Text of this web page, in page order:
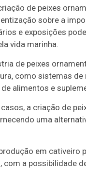
de peixes
sobre a
e exposições
vida marinha.
de peixes
como sistemas de
alimentos e
a criação de
uma
em cativeiro
com a possibilidade